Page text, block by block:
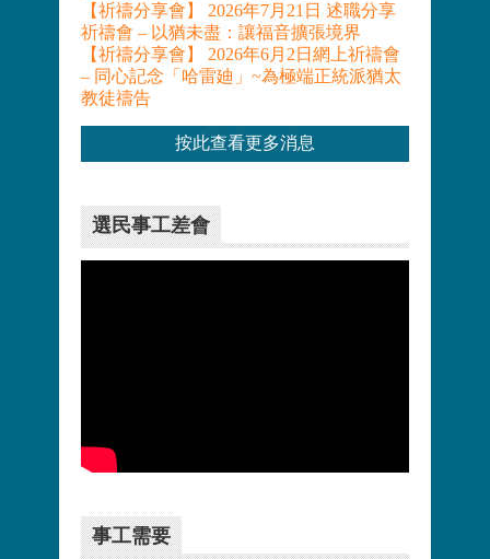
【祈禱分享會】 2026年7月21日 述職分享
祈禱會 – 以猶未盡：讓福音擴張境界
【祈禱分享會】 2026年6月2日網上祈禱會
– 同心記念「哈雷廸」~為極端正統派猶太
教徒禱告
按此查看更多消息
選民事工差會
事工需要